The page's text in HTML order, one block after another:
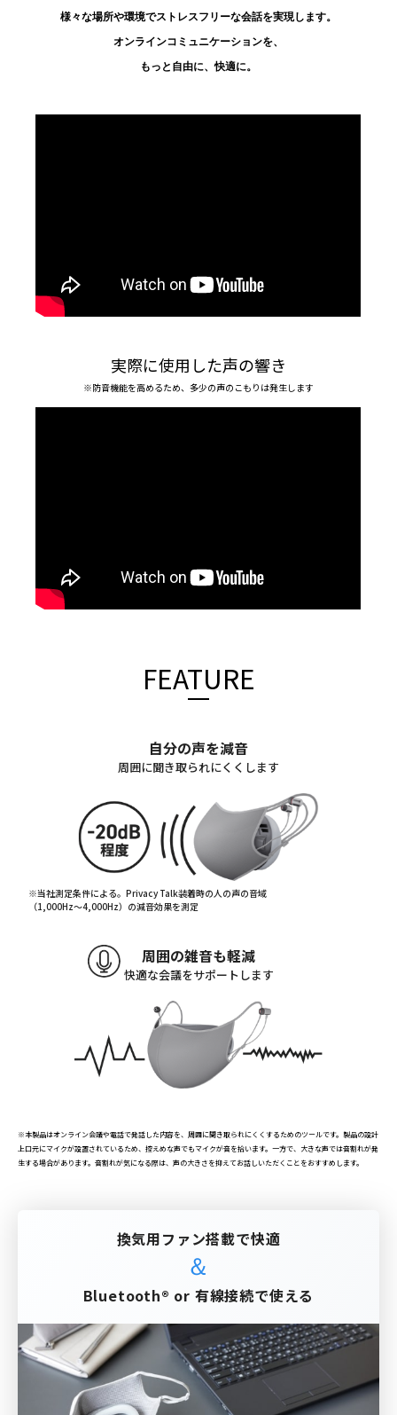
様々な場所や環境でストレスフリーな会話を実現します。
オンラインコミュニケーションを、
もっと自由に、快適に。
実際に使用した声の響き
※防音機能を高めるため、多少の声のこもりは発生します
FEATURE
自分の声を減音
周囲に聞き取られにくくします
※当社測定条件による。Privacy Talk装着時の人の声の音域
（1,000Hz〜4,000Hz）の減音効果を測定
周囲の雑音も軽減
快適な会議をサポートします
※本製品はオンライン会議や電話で発話した内容を、周囲に聞き取られにくくするためのツールです。製品の設計
上口元にマイクが設置されているため、控えめな声でもマイクが音を拾います。一方で、大きな声では音割れが発
生する場合があります。音割れが気になる際は、声の大きさを抑えてお話しいただくことをおすすめします。
換気用ファン搭載で快適
＆
Bluetooth® or 有線接続で使える